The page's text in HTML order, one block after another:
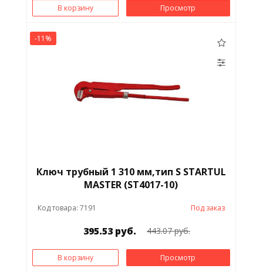
В корзину Просмотр
-11%
Ключ трубный 1 310 мм,тип S STARTUL
MASTER (ST4017-10)
Код товара: 7191 Под заказ
395.53 руб. 443.07 руб.
В корзину Просмотр